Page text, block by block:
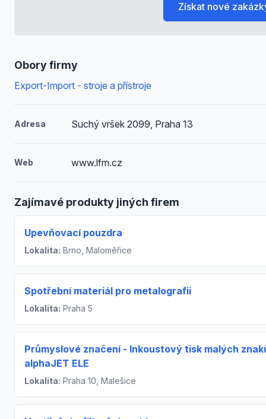
Obory firmy
Export-Import - stroje a přístroje
Adresa Suchý vršek 2099, Praha 13
Web www.lfm.cz
Zajímavé produkty jiných firem
Upevňovací pouzdra
Lokalita: Brno, Maloměřice
Spotřební materiál pro metalografii
Lokalita: Praha 5
Průmyslové značení - Inkoustový tisk malých
alphaJET ELE
Lokalita: Praha 10, Malešice
Získat nové